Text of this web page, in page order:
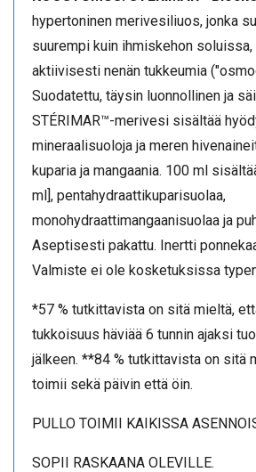
hypertoninen merivesiliuos, jonka
suurempi kuin ihmiskehon soluissa,
aktiivisesti nenän tukkeumia
Suodatettu, täysin luonnollinen ja
STÉRIMAR™-merivesi sisältää
mineraalisuoloja ja meren
kuparia ja mangaania. 100 ml
ml], pentahydraattikuparisuolaa,
monohydraattimangaanisuolaa ja
Aseptisesti pakattu. Inertti
Valmiste ei ole kosketuksissa
*57 % tutkittavista on sitä mieltä,
tukkoisuus häviää 6 tunnin ajaksi
jälkeen. **84 % tutkittavista on sitä
toimii sekä päivin että öin.
PULLO TOIMII KAIKISSA
SOPII RASKAANA OLEVILLE.